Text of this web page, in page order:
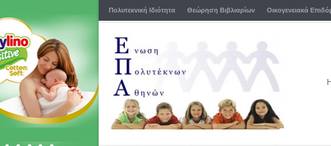
Πολυτεκνική Ιδιότητα Θεώρηση Βιβλιαρίων Οικογενειακά